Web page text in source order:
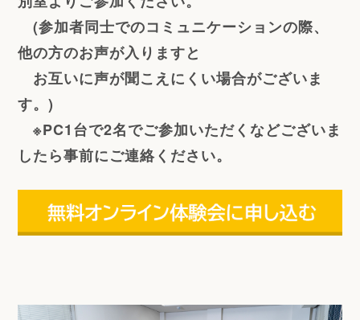
(参加者同士でのコミュニケーションの際、
他の方のお声が入りますと
お互いに声が聞こえにくい場合がございま
す。)
※PC1台で2名でご参加いただくなどございま
したら事前にご連絡ください。